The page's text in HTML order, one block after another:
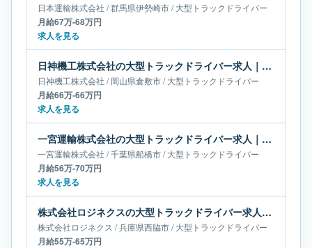
日本運輸株式会社 /群馬県伊勢崎市/大型トラックドライバー
月給67万-68万円
求人を見る
日神機工株式会社の大型トラックドライバー求人｜岡山県倉敷市｜月給66万-66万円
日神機工株式会社 /岡山県倉敷市/大型トラックドライバー
月給66万-66万円
求人を見る
一宮運輸株式会社の大型トラックドライバー求人｜千葉県船橋市｜月給56万-70万円
一宮運輸株式会社 /千葉県船橋市/大型トラックドライバー
月給56万-70万円
求人を見る
株式会社ロジネクスの大型トラックドライバー求人｜兵庫県西脇市｜月給55万-65万円
株式会社ロジネクス /兵庫県西脇市/大型トラックドライバー
月給55万-65万円